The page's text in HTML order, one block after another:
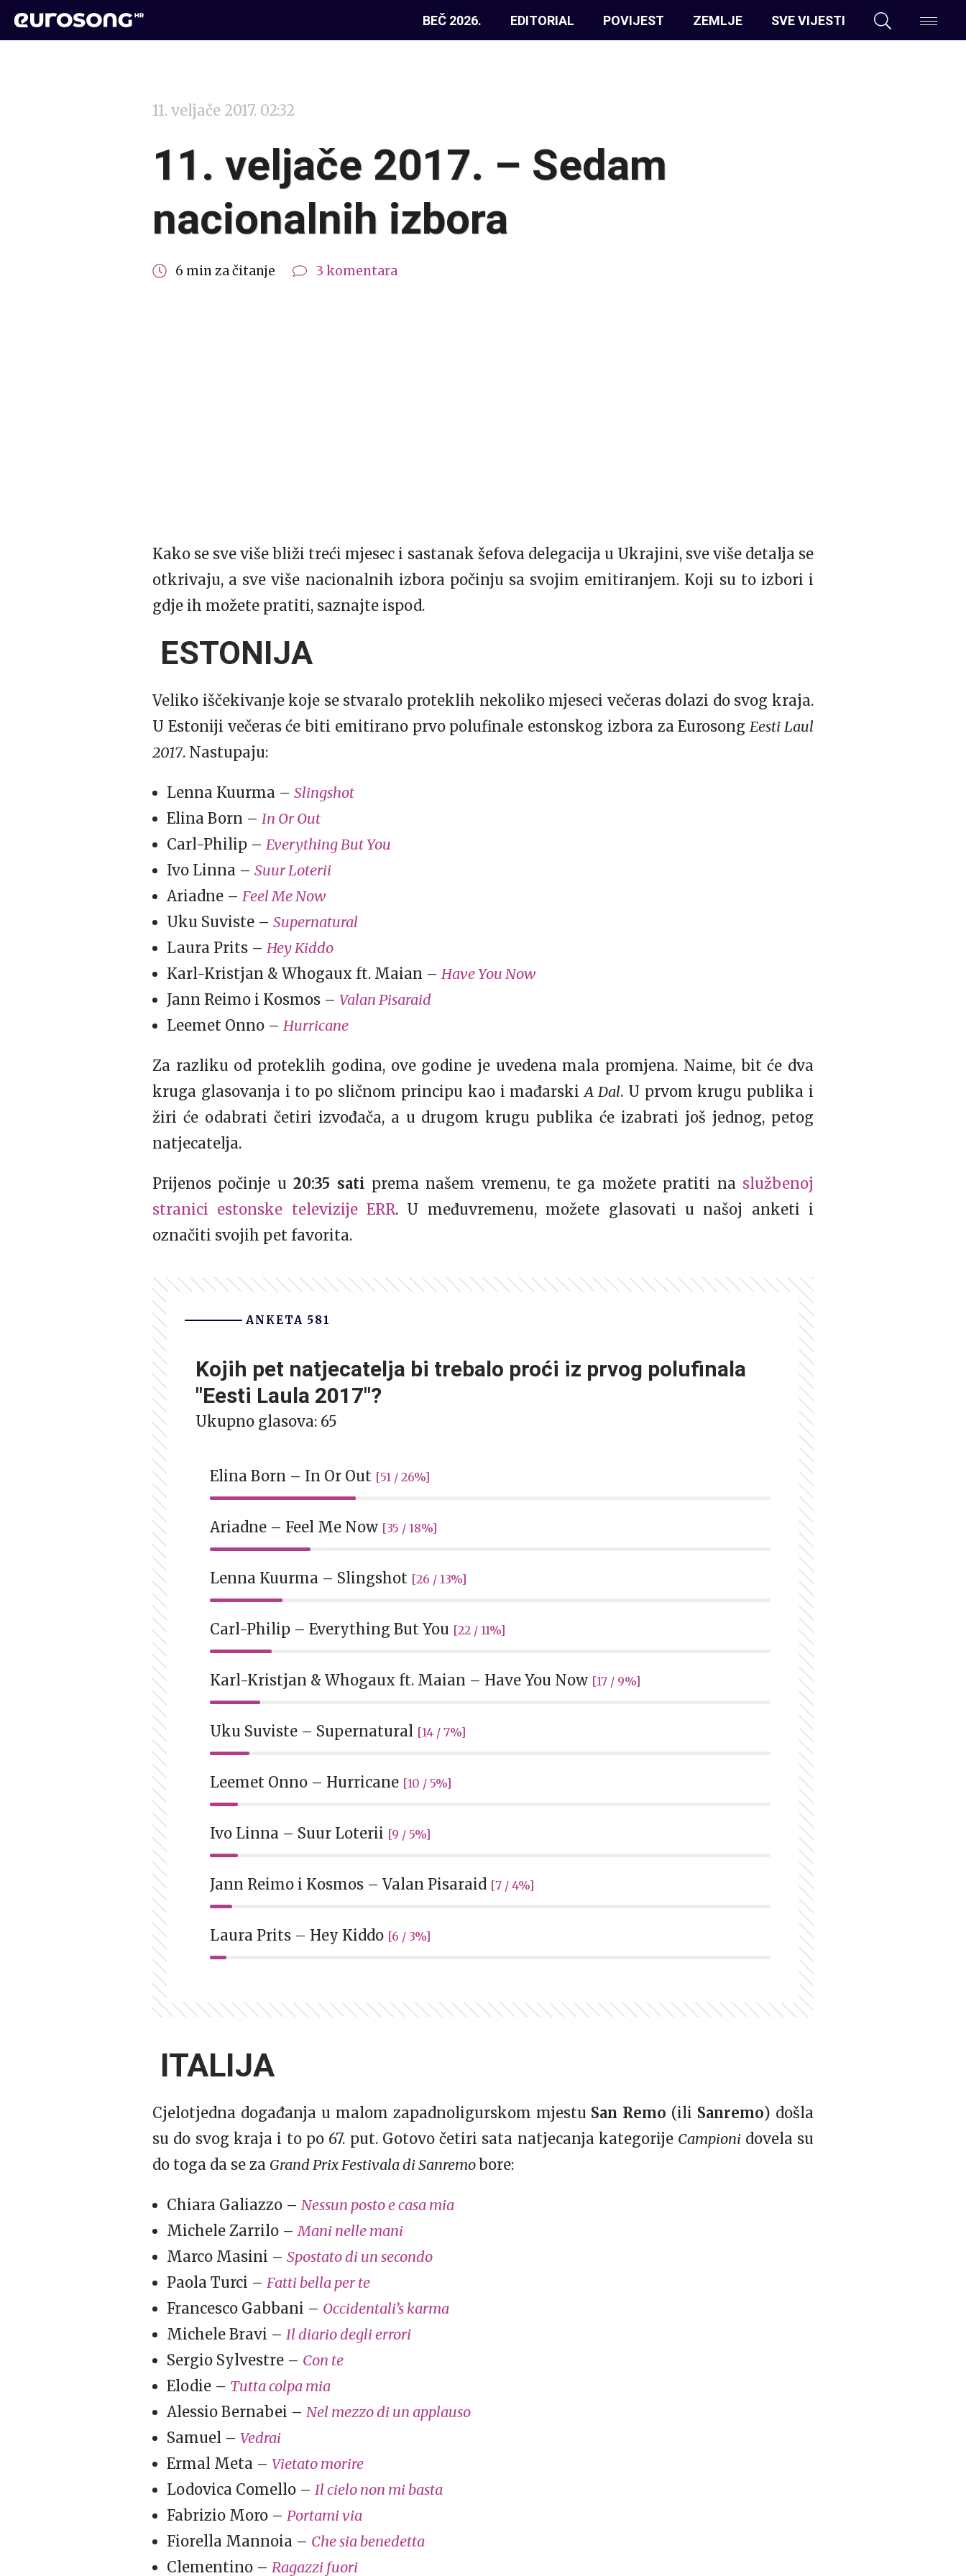
BEČ 2026. EDITORIAL POVIJEST ZEMLJE SVE VIJESTI
11. veljače 2017. 02:32
11. veljače 2017. – Sedam
nacionalnih izbora
6 min za čitanje 3 komentara
Kako se sve više bliži treći mjesec i sastanak šefova delegacija u Ukrajini, sve više detalja se
otkrivaju, a sve više nacionalnih izbora počinju sa svojim emitiranjem. Koji su to izbori i
gdje ih možete pratiti, saznajte ispod.
ESTONIJA
Veliko iščekivanje koje se stvaralo proteklih nekoliko mjeseci večeras dolazi do svog kraja.
U Estoniji večeras će biti emitirano prvo polufinale estonskog izbora za EurosongEesti Laul
2017. Nastupaju:
Lenna Kuurma – Slingshot
Elina Born – In Or Out
Carl-Philip – Everything But You
Ivo Linna – Suur Loterii
Ariadne – Feel Me Now
Uku Suviste – Supernatural
Laura Prits – Hey Kiddo
Karl-Kristjan & Whogaux ft. Maian – Have You Now
Jann Reimo i Kosmos – Valan Pisaraid
Leemet Onno – Hurricane
Za razliku od proteklih godina, ove godine je uvedena mala promjena. Naime, bit će dva
kruga glasovanja i to po sličnom principu kao i mađarskiA Dal. U prvom krugu publika i
žiri će odabrati četiri izvođača, a u drugom krugu publika će izabrati još jednog, petog
natjecatelja.
Prijenos počinje u20:35 sati prema našem vremenu, te ga možete pratiti na službenoj
stranici estonske televizije ERR. U međuvremenu, možete glasovati u našoj anketi i
označiti svojih pet favorita.
ANKETA 581
Kojih pet natjecatelja bi trebalo proći iz prvog polufinala
"Eesti Laula 2017"?
Ukupno glasova: 65
Elina Born – In Or Out [51 / 26%]
Ariadne – Feel Me Now [35 / 18%]
Lenna Kuurma – Slingshot [26 / 13%]
Carl-Philip – Everything But You [22 / 11%]
Karl-Kristjan & Whogaux ft. Maian – Have You Now [17 / 9%]
Uku Suviste – Supernatural [14 / 7%]
Leemet Onno – Hurricane [10 / 5%]
Ivo Linna – Suur Loterii [9 / 5%]
Jann Reimo i Kosmos – Valan Pisaraid [7 / 4%]
Laura Prits – Hey Kiddo [6 / 3%]
ITALIJA
Cjelotjedna događanja u malom zapadnoligurskom mjestu San Remo (ili Sanremo) došla
su do svog kraja i to po 67. put. Gotovo četiri sata natjecanja kategorije Campioni dovela su
do toga da se za Grand Prix Festivala di Sanremobore:
Chiara Galiazzo – Nessun posto e casa mia
Michele Zarrilo –Mani nelle mani
Marco Masini – Spostato di un secondo
Paola Turci – Fatti bella per te
Francesco Gabbani – Occidentali’s karma
Michele Bravi – Il diario degli errori
Sergio Sylvestre – Con te
Elodie – Tutta colpa mia
Alessio Bernabei – Nel mezzo di un applauso
Samuel – Vedrai
Ermal Meta – Vietato morire
Lodovica Comello – Il cielo non mi basta
Fabrizio Moro – Portami via
Fiorella Mannoia – Che sia benedetta
Clementino – Ragazzi fuori